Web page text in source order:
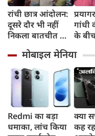
रांची छात्र आंदोलन:
दूसरे दौर भी नहीं
निकला बातचीत का
जयराम महतो ने
किया अनशन का
ऐलान
गांधी
के
मोबाइल मेनिया
Redmi का बड़ा
धमाका, लांच किया
क्या
कह